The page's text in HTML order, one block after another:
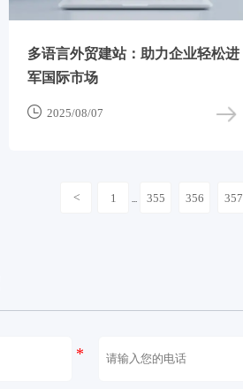
多语言外贸建站：助力企业轻松进
军国际市场
 2025/08/07
< 1 ... 355 356 357